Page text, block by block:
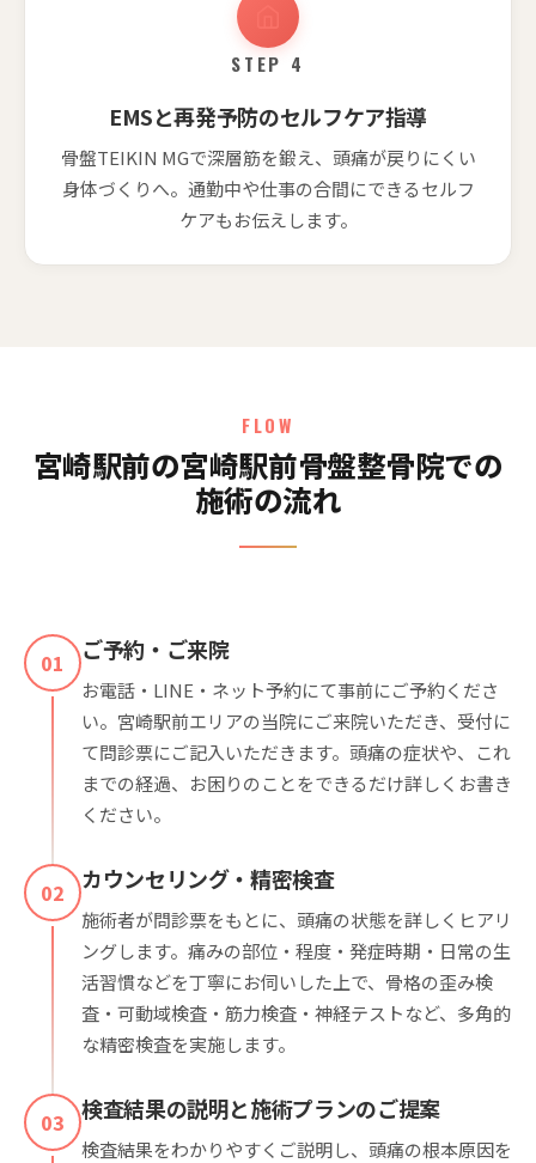
STEP 4
EMSと再発予防のセルフケア指導
骨盤TEIKIN MGで深層筋を鍛え、頭痛が戻りにくい
身体づくりへ。通勤中や仕事の合間にできるセルフ
ケアもお伝えします。
FLOW
宮崎駅前の宮崎駅前骨盤整骨院での
施術の流れ
01 ご予約・ご来院
お電話・LINE・ネット予約にて事前にご予約くださ
い。宮崎駅前エリアの当院にご来院いただき、受付に
て問診票にご記入いただきます。頭痛の症状や、これ
までの経過、お困りのことをできるだけ詳しくお書き
ください。
02 カウンセリング・精密検査
施術者が問診票をもとに、頭痛の状態を詳しくヒアリ
ングします。痛みの部位・程度・発症時期・日常の生
活習慣などを丁寧にお伺いした上で、骨格の歪み検
査・可動域検査・筋力検査・神経テストなど、多角的
な精密検査を実施します。
03 検査結果の説明と施術プランのご提案
検査結果をわかりやすくご説明し、頭痛の根本原因を